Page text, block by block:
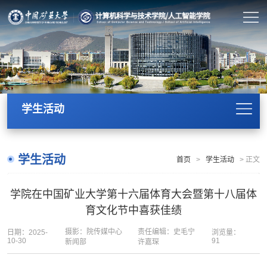
学生活动
学生活动 首页 > 学生活动 >正文
学院在中国矿业大学第十六届体育大会暨第十八届体
育文化节中喜获佳绩
日期：2025-
10-30
摄影：院传媒中心
新闻部
责任编辑：史毛宁
许嘉琛
浏览量：
91